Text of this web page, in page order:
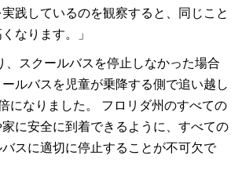
践しているのを観察すると、同じこと
なります。」
、スクールバスを停止しなかった場合
ルバスを児童が乗降する側で追い越し
になりました。 フロリダ州のすべての
に安全に到着できるように、すべての
スに適切に停止することが不可欠で